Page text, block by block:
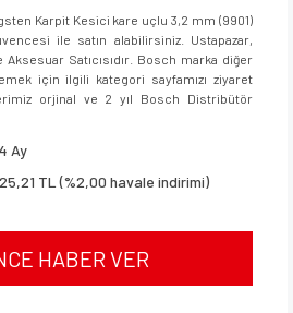
Karpit Kesici kare uçlu 3,2 mm (9901)
ile satın alabilirsiniz. Ustapazar,
Satıcısıdır. Bosch marka diğer
için ilgili kategori sayfamızı ziyaret
orjinal ve 2 yıl Bosch Distribütör
Ay
TL (%2,00 havale indirimi)
HABER VER